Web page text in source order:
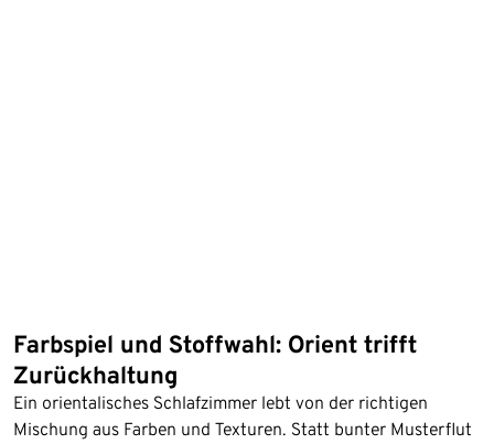
Farbspiel und Stoffwahl: Orient trifft
Zurückhaltung
Ein orientalisches Schlafzimmer lebt von der richtigen
Mischung aus Farben und Texturen. Statt bunter Musterflut